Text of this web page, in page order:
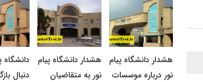
هشدار دانشگاه پیام
نور درباره موسسات
هشدار دانشگاه پیام
نور به متقاضیان
دانشگاه
دنبال